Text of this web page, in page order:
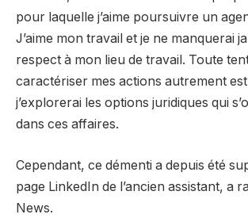
pour laquelle j’aime poursuivre un
J’aime mon travail et je ne manquerai
respect à mon lieu de travail. Toute
caractériser mes actions autrement
j’explorerai les options juridiques qui
dans ces affaires.
Cependant, ce démenti a depuis été
page LinkedIn de l’ancien assistant, a
News.